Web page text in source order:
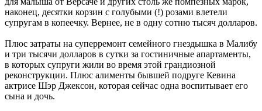
наконец, десятки корзин с голубыми (!) розами влетели
супругам в копеечку. Вернее, не в одну сотню тысяч долларов.
Плюс затраты на суперремонт семейного гнездышка в Малибу
и три тысячи долларов в сутки за гостиничные апартаменты,
в которых супруги жили во время этой грандиозной
реконструкции. Плюс алименты бывшей подруге Кевина
актрисе Шэр Джексон, которая сейчас одна воспитывает его
сына и дочь.